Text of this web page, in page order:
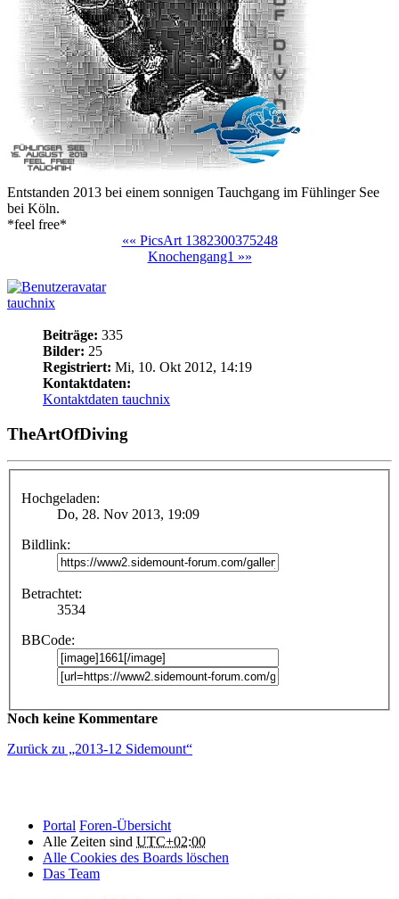
Entstanden 2013 bei einem sonnigen Tauchgang im Fühlinger See
bei Köln.
*feel free*
«« PicsArt 1382300375248
Knochengang1 »»
tauchnix
Beiträge: 335
Bilder: 25
Registriert: Mi, 10. Okt 2012, 14:19
Kontaktdaten:
Kontaktdaten tauchnix
TheArtOfDiving
Hochgeladen:
Do, 28. Nov 2013, 19:09
Bildlink:
Betrachtet:
3534
BBCode:
Noch keine Kommentare
Zurück zu „2013-12 Sidemount“
Portal Foren-Übersicht
Alle Zeiten sind UTC+02:00
Alle Cookies des Boards löschen
Das Team